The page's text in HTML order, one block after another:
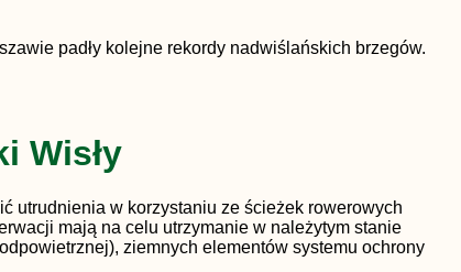
padły kolejne rekordy nadwiślańskich brzegów.
Wisły
utrudnienia w korzystaniu ze ścieżek rowerowych
mają na celu utrzymanie w należytym stanie
ziemnych elementów systemu ochrony